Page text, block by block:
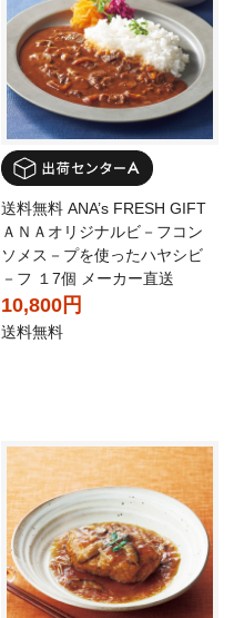
送料無料 ANA’s FRESH GIFT
ＡＮＡオリジナルビ－フコン
ソメス－プを使ったハヤシビ
－フ １7個 メーカー直送
10,800円
送料無料